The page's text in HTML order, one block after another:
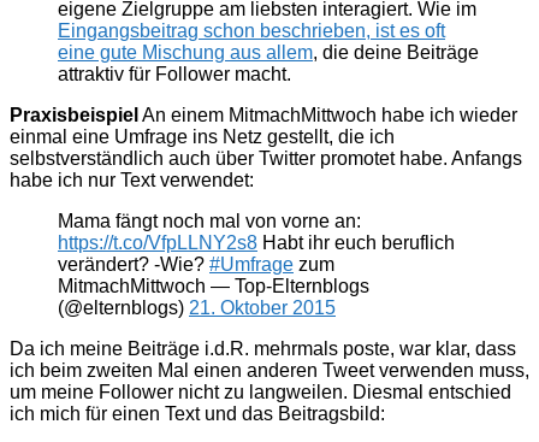
eigene Zielgruppe am liebsten interagiert. Wie im
Eingangsbeitrag schon beschrieben, ist es oft
eine gute Mischung aus allem, die deine Beiträge
attraktiv für Follower macht.
Praxisbeispiel An einem MitmachMittwoch habe ich wieder
einmal eine Umfrage ins Netz gestellt, die ich
selbstverständlich auch über Twitter promotet habe. Anfangs
habe ich nur Text verwendet:
Mama fängt noch mal von vorne an:
https://t.co/VfpLLNY2s8 Habt ihr euch beruflich
verändert? -Wie? #Umfrage zum
MitmachMittwoch — Top-Elternblogs
(@elternblogs) 21. Oktober 2015
Da ich meine Beiträge i.d.R. mehrmals poste, war klar, dass
ich beim zweiten Mal einen anderen Tweet verwenden muss,
um meine Follower nicht zu langweilen. Diesmal entschied
ich mich für einen Text und das Beitragsbild: